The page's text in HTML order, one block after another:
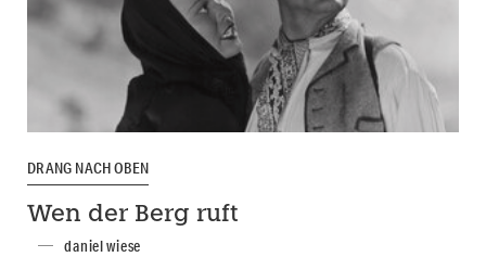
DRANG NACH OBEN
Wen der Berg ruft
daniel wiese